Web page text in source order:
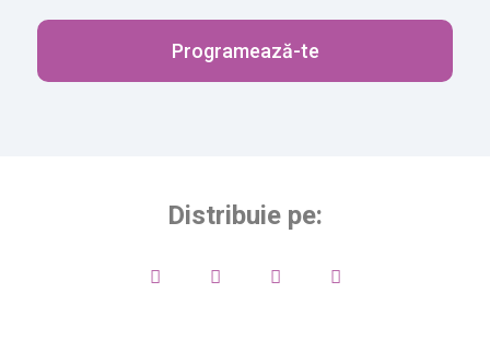
Programează-te
Distribuie pe: